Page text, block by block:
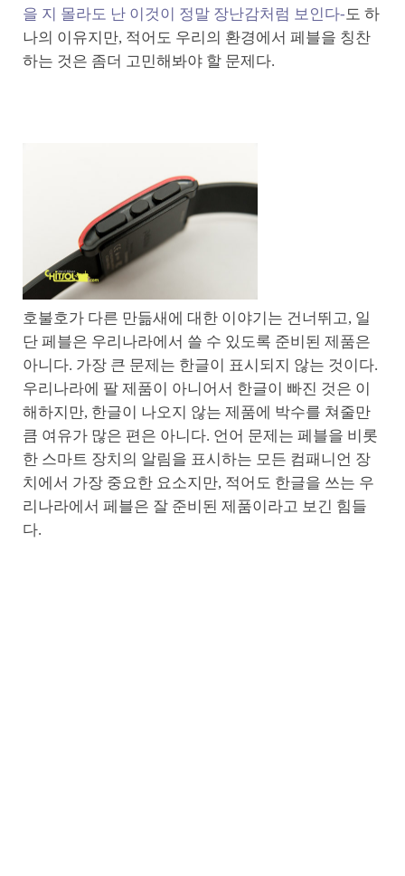
을 지 몰라도 난 이것이 정말 장난감처럼 보인다-도 하
나의 이유지만, 적어도 우리의 환경에서 페블을 칭찬
하는 것은 좀더 고민해봐야 할 문제다.
호불호가 다른 만듦새에 대한 이야기는 건너뛰고, 일
단 페블은 우리나라에서 쓸 수 있도록 준비된 제품은
아니다. 가장 큰 문제는 한글이 표시되지 않는 것이다.
우리나라에 팔 제품이 아니어서 한글이 빠진 것은 이
해하지만, 한글이 나오지 않는 제품에 박수를 쳐줄만
큼 여유가 많은 편은 아니다. 언어 문제는 페블을 비롯
한 스마트 장치의 알림을 표시하는 모든 컴패니언 장
치에서 가장 중요한 요소지만, 적어도 한글을 쓰는 우
리나라에서 페블은 잘 준비된 제품이라고 보긴 힘들
다.